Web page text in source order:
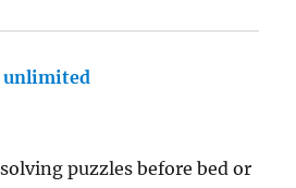
unlimited
puzzles before bed or